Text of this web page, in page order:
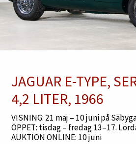
JAGUAR E-TYPE,
4,2 LITER, 1966
VISNING: 21 maj – 10 juni på
ÖPPET: tisdag – fredag 13–17.
AUKTION ONLINE: 10 juni